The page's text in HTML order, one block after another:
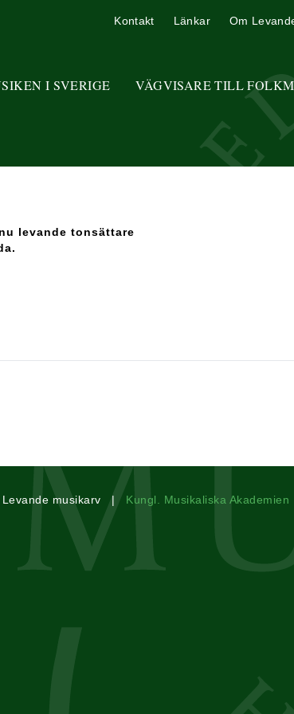
I SVERIGE VÄGVISARE TILL
Kontakt Länkar Om
levande tonsättare
Levande musikarv | Kungl. Musikaliska Akademien